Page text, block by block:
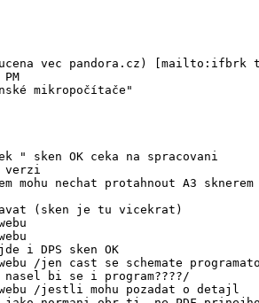
vec pandora.cz) [mailto:ifbrk
mikropočítače"
" sken OK ceka na spracovani
verzi
mohu nechat protahnout A3 sknerem
(sken je tu vicekrat)
i DPS sken OK
/jen cast se schemate
bi se i program????/
webu /jestli mohu pozadat o detajl